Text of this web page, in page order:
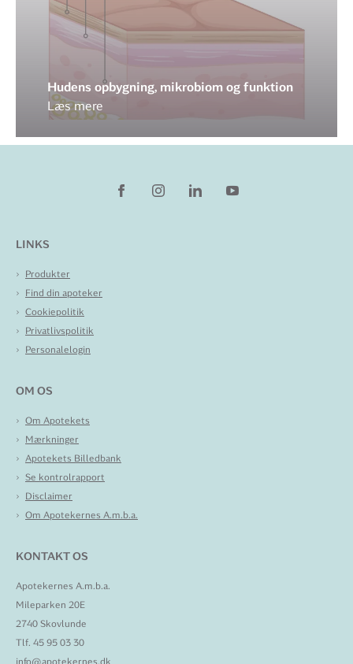
Hudens opbygning, mikrobiom og funktion
Læs mere
LINKS
Produkter
Find din apoteker
Cookiepolitik
Privatlivspolitik
Personalelogin
OM OS
Om Apotekets
Mærkninger
Apotekets Billedbank
Se kontrolrapport
Disclaimer
Om Apotekernes A.m.b.a.
KONTAKT OS
Apotekernes A.m.b.a.
Mileparken 20E
2740 Skovlunde
Tlf. 45 95 03 30
info@apotekernes.dk